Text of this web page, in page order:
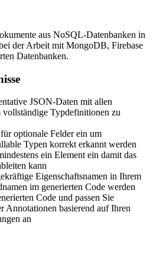
aus NoSQL-Datenbanken in
der Arbeit mit MongoDB, Firebase
Datenbanken.
JSON-Daten mit allen
Typdefinitionen zu
optionale Felder ein um
Typen korrekt erkannt werden
ein Element ein damit das
kann
Eigenschaftsnamen in Ihrem
im generierten Code werden
Code und passen Sie
Annotationen basierend auf Ihren
an